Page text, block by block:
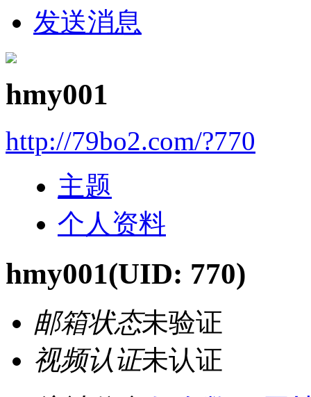
发送消息
hmy001
http://79bo2.com/?770
主题
个人资料
hmy001(UID: 770)
邮箱状态未验证
视频认证未认证